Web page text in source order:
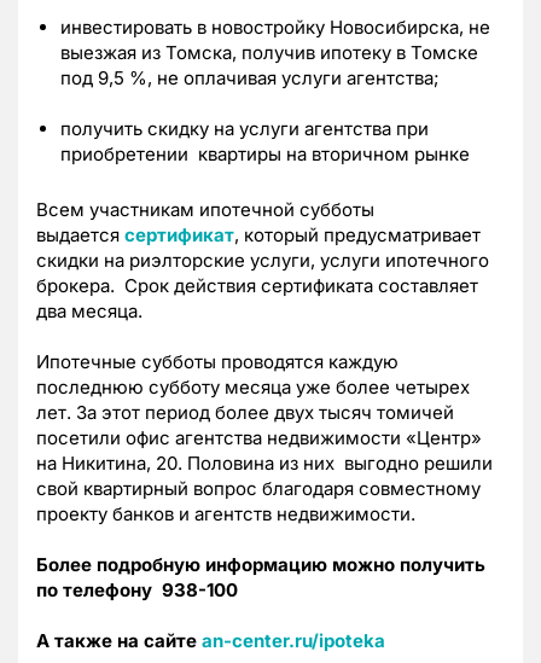
инвестировать в новостройку Новосибирска, не
выезжая из Томска, получив ипотеку в Томске
под 9,5 %, не оплачивая услуги агентства;
получить скидку на услуги агентства при
приобретении квартиры на вторичном рынке
Всем участникам ипотечной субботы
выдается сертификат, который предусматривает
скидки на риэлторские услуги, услуги ипотечного
брокера. Срок действия сертификата составляет
два месяца.
Ипотечные субботы проводятся каждую
последнюю субботу месяца уже более четырех
лет. За этот период более двух тысяч томичей
посетили офис агентства недвижимости «Центр»
на Никитина, 20. Половина из них выгодно решили
свой квартирный вопрос благодаря совместному
проекту банков и агентств недвижимости.
Более подробную информацию можно получить
по телефону 938-100
А также на сайте an-center.ru/ipoteka